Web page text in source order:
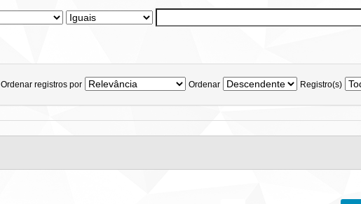
Ordenar registros por Ordenar Registro(s)